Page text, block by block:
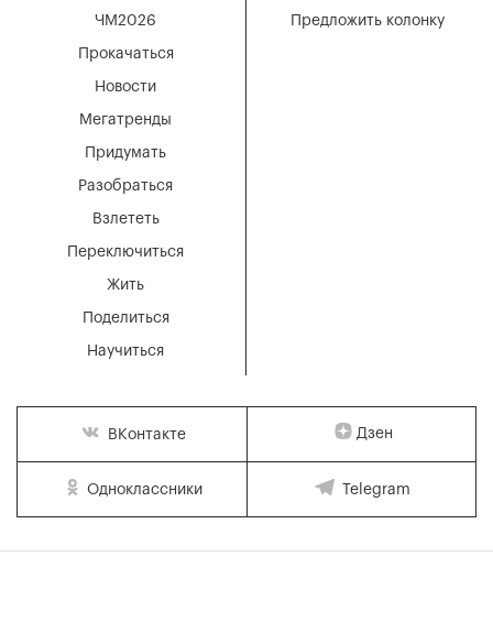
Мегатренды
Придумать
Разобраться
Взлететь
Новости
Переключиться
Жить
Поделиться
Научиться
ЧМ2026
Прокачаться
Предложить колонку
ВКонтакте Дзен
Одноклассники Telegram